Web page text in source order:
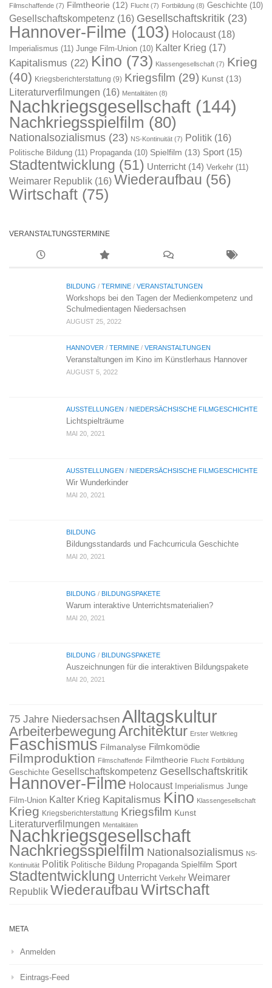
Filmschaffende (7) Filmtheorie (12) Flucht (7) Fortbildung (8) Geschichte (10)
Gesellschaftskompetenz (16) Gesellschaftskritik (23)
Hannover-Filme (103) Holocaust(18)
Imperialismus (11) Junge Film-Union (10) Kalter Krieg (17)
Kapitalismus (22) Kino (73) Klassengesellschaft (7) Krieg
(40) Kriegsberichterstattung (9) Kriegsfilm (29) Kunst (13)
Literaturverfilmungen (16) Mentalitäten (8)
Nachkriegsgesellschaft (144)
Nachkriegsspielfilm (80)
Nationalsozialismus (23) NS-Kontinuität (7) Politik (16)
Politische Bildung (11) Propaganda (10) Spielfilm (13) Sport (15)
Stadtentwicklung (51) Unterricht (14) Verkehr (11)
Weimarer Republik (16) Wiederaufbau (56)
Wirtschaft (75)
VERANSTALTUNGSTERMINE
BILDUNG / TERMINE / VERANSTALTUNGEN
Workshops bei den Tagen der Medienkompetenz und
Schulmedientagen Niedersachsen
AUGUST 25, 2022
HANNOVER / TERMINE / VERANSTALTUNGEN
Veranstaltungen im Kino im Künstlerhaus Hannover
AUGUST 5, 2022
AUSSTELLUNGEN / NIEDERSÄCHSISCHE FILMGESCHICHTE
Lichtspielträume
MAI 20, 2021
AUSSTELLUNGEN / NIEDERSÄCHSISCHE FILMGESCHICHTE
Wir Wunderkinder
MAI 20, 2021
BILDUNG
Bildungsstandards und Fachcurricula Geschichte
MAI 20, 2021
BILDUNG / BILDUNGSPAKETE
Warum interaktive Unterrichtsmaterialien?
MAI 20, 2021
BILDUNG / BILDUNGSPAKETE
Auszeichnungen für die interaktiven Bildungspakete
MAI 20, 2021
75 Jahre Niedersachsen Alltagskultur
Arbeiterbewegung Architektur Erster Weltkrieg
Faschismus Filmanalyse Filmkomödie
Filmproduktion Filmschaffende Filmtheorie Flucht Fortbildung
Geschichte Gesellschaftskompetenz Gesellschaftskritik
Hannover-Filme Holocaust Imperialismus Junge
Film-Union Kalter Krieg Kapitalismus Kino Klassengesellschaft
Krieg Kriegsberichterstattung Kriegsfilm Kunst
Literaturverfilmungen Mentalitäten
Nachkriegsgesellschaft
Nachkriegsspielfilm Nationalsozialismus NS-
Kontinuität Politik Politische Bildung Propaganda Spielfilm Sport
Stadtentwicklung Unterricht Verkehr Weimarer
Republik WiederaufbauWirtschaft
META
Anmelden
Eintrags-Feed